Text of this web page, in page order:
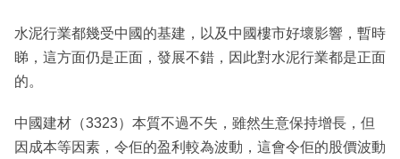
水泥行業都幾受中國的基建，以及中國樓市好壞影響，暫時
睇，這方面仍是正面，發展不錯，因此對水泥行業都是正面
的。
中國建材（3323）本質不過不失，雖然生意保持增長，但
因成本等因素，令佢的盈利較為波動，這會令佢的股價波動